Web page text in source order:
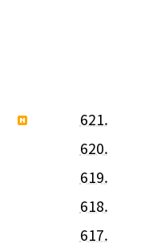
621.
620.
619.
618.
617.